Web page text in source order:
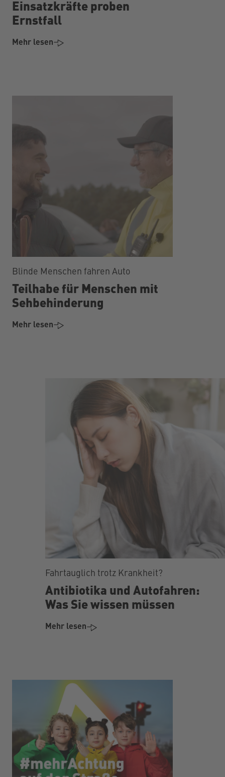
Einsatzkräfte proben
Ernstfall
Mehr lesen
Blinde Menschen fahren Auto
Teilhabe für Menschen mit
Sehbehinderung
Mehr lesen
Fahrtauglich trotz Krankheit?
Antibiotika und Autofahren:
Was Sie wissen müssen
Mehr lesen